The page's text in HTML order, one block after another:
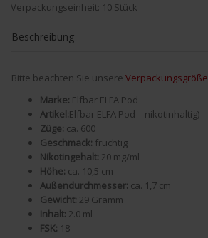
Verpackungseinheit: 10 Stück
Beschreibung
Bitte beachten Sie unsere
Marke: Elfbar ELFA Pod
Artikel:Elfbar ELFA Pod – nikotinhaltig)
Züge: ca. 600
Geschmack: fruchtig
Nikotingehalt: 20 mg/ml
Höhe: ca. 10,5 cm
Außendurchmesser: ca. 1,7 cm
Gewicht: 29 Gramm
Inhalt: 2.0 ml
FSK: 18